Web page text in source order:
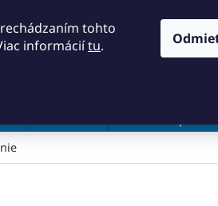
tohto
informáciítu.